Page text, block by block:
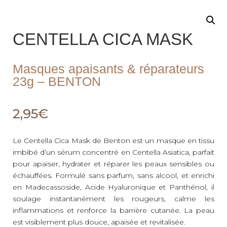
CENTELLA CICA MASK
Masques apaisants & réparateurs
23g – BENTON
2,95€
Le Centella Cica Mask de Benton est un masque en tissu
imbibé d’un sérum concentré en Centella Asiatica, parfait
pour apaiser, hydrater et réparer les peaux sensibles ou
échauffées. Formulé sans parfum, sans alcool, et enrichi
en Madecassoside, Acide Hyaluronique et Panthénol, il
soulage instantanément les rougeurs, calme les
inflammations et renforce la barrière cutanée. La peau
est visiblement plus douce, apaisée et revitalisée.